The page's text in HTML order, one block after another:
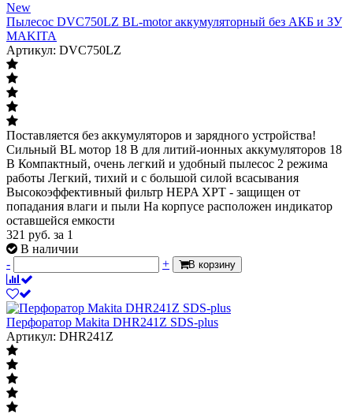
New
Пылесос DVC750LZ BL-motor аккумуляторный без АКБ и ЗУ
MAKITA
Артикул: DVC750LZ
Поставляется без аккумуляторов и зарядного устройства!
Сильный BL мотор 18 В для литий-ионных аккумуляторов 18
В Компактный, очень легкий и удобный пылесос 2 режима
работы Легкий, тихий и с большой силой всасывания
Высокоэффективный фильтр HEPA XPT - защищен от
попадания влаги и пыли На корпусе расположен индикатор
оставшейся емкости
321 руб. за 1
В наличии
-
+ В корзину
Перфоратор Makita DHR241Z SDS-plus
Артикул: DHR241Z